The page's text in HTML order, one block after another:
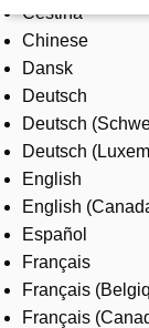
Products &
Industries
Services
About us
Where to buy
Contact us
Careers
Čeština
Chinese
Dansk
Deutsch
Deutsch
Deutsch
English
English
Español
Français
Français
Français